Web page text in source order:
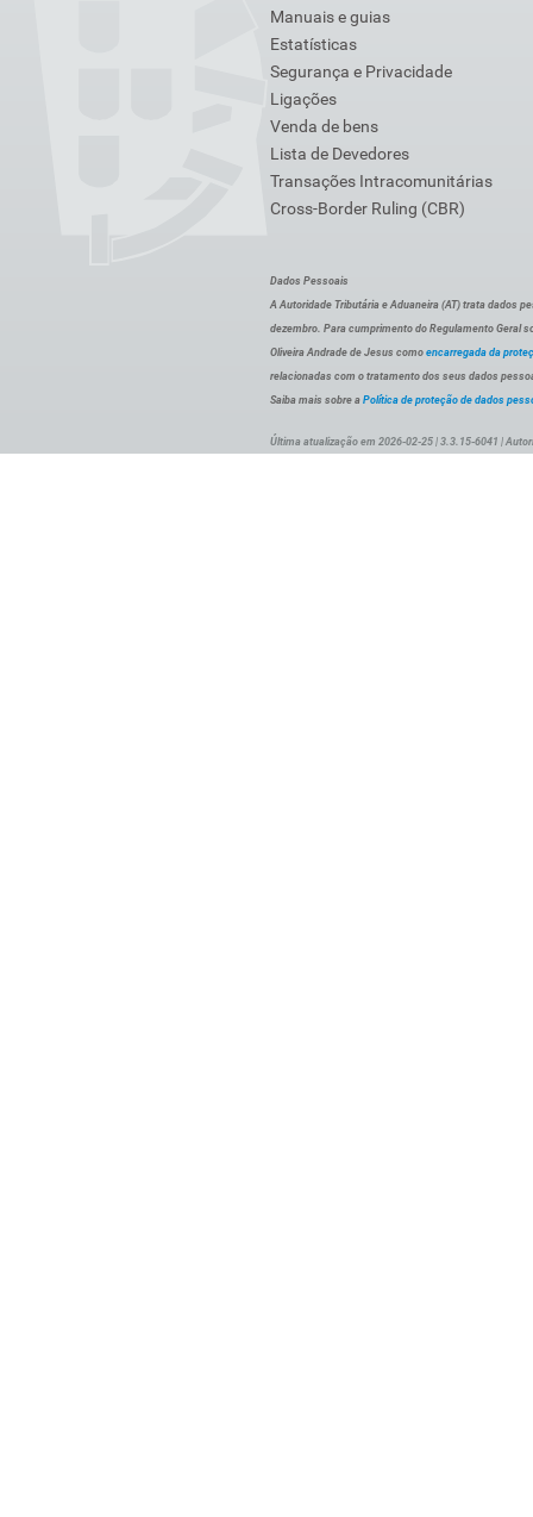
Manuais e guias
Estatísticas
Segurança e Privacidade
Ligações
Venda de bens
Lista de Devedores
Transações Intracomunitárias
Cross-Border Ruling (CBR)
Dados Pessoais
A Autoridade Tributária e Aduaneira (AT) trata dados
dezembro. Para cumprimento do Regulamento Geral
Oliveira Andrade de Jesus como encarregada da
relacionadas com o tratamento dos seus dados
Saiba mais sobre a Política de proteção de dados
Última atualização em 2026-02-25 | 3.3.15-6041 |